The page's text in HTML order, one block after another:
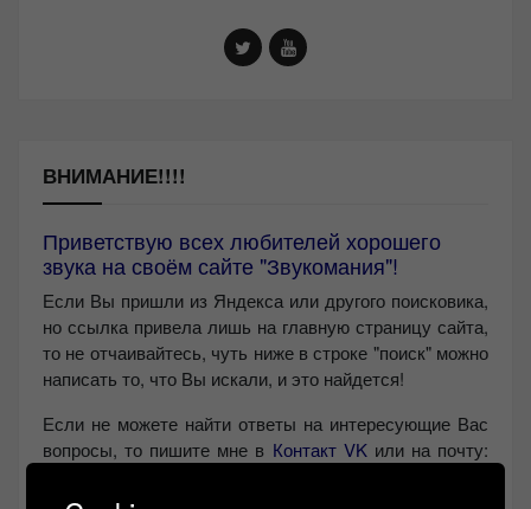
ВНИМАНИЕ!!!!
Приветствую всех любителей хорошего
звука на своём сайте "Звукомания"!
Если Вы пришли из Яндекса или другого поисковика,
но ссылка привела лишь на главную страницу сайта,
то не отчаивайтесь, чуть ниже в строке "поиск" можно
написать то, что Вы искали, и это найдется!
Если не можете найти ответы на интересующие Вас
вопросы, то пишите мне в Контакт VKили на почту: